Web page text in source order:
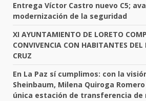
Entrega Víctor Castro nuevo C5;
modernización de la seguridad
XI AYUNTAMIENTO DE LORETO
CONVIVENCIA CON HABITANTES
CRUZ
En La Paz sí cumplimos: con la
Sheinbaum, Milena Quiroga
única estación de transferencia de